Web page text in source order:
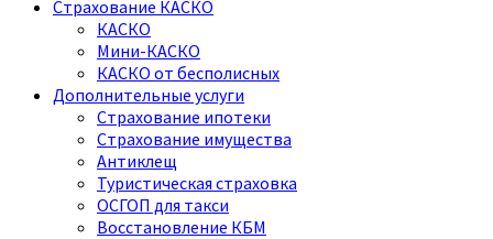
Страхование КАСКО
КАСКО
Мини-КАСКО
КАСКО от бесполисных
Дополнительные услуги
Страхование ипотеки
Страхование имущества
Антиклещ
Туристическая страховка
ОСГОП для такси
Восстановление КБМ